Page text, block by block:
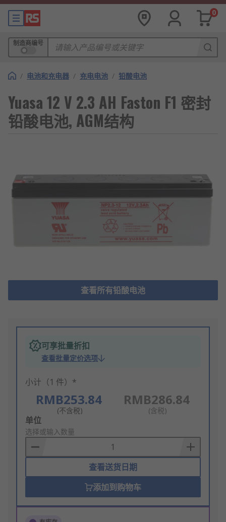
0
制造商编号
/ 电池和充电器 / 充电电池 / 铅酸电池
Yuasa 12 V 2.3 AH Faston F1 密封
铅酸电池, AGM结构
查看所有铅酸电池
可享批量折扣
查看批量定价选项
小计（1 件）*
RMB253.84
(不含税)
RMB286.84
(含税)
Add
to
Basket
单位
选择或输入数量
查看送货日期
添加到购物车